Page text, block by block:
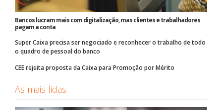
Bancos lucram mais com digitalização, mas clientes e trabalhadores
pagam a conta
Super Caixa precisa ser negociado e reconhecer o trabalho de todo
o quadro de pessoal do banco
CEE rejeita proposta da Caixa para Promoção por Mérito
As mais lidas